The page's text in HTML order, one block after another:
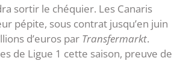
sortir le chéquier. Les Canaris
pépite, sous contrat jusqu’en juin
d’euros par Transfermarkt.
de Ligue 1 cette saison, preuve de